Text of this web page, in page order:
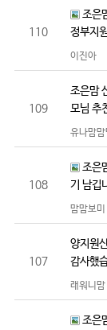
110
조은
정부지
이진아
109
조은맘
모님 추
유나맘
108
조은
기 남깁
맘맘보미
107
양지원
감사했
래워니맘
조은